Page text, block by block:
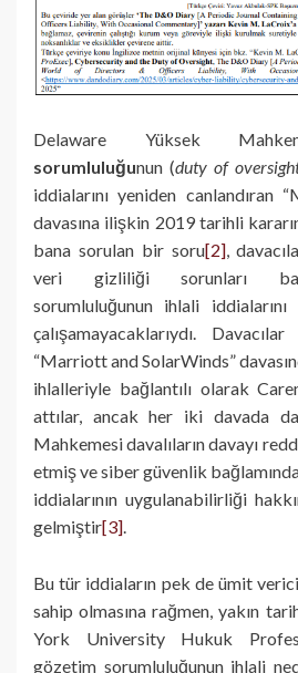
Delaware Yüksek
sorumluluğunun (duty of
iddialarını yeniden canlandıran
davasına ilişkin 2019 tarihli
bana sorulan bir soru[2],
veri gizliliği sorunları
sorumluluğunun ihlali
çalışamayacaklarıydı.
“Marriott and SolarWinds”
ihlalleriyle bağlantılı olarak
attılar, ancak her iki davada
Mahkemesi davalıların davayı
etmiş ve siber güvenlik
iddialarının uygulanabilirliği
gelmiştir[3]
Bu tür iddiaların pek de ümit
sahip olmasına rağmen, yakın
York University Hukuk
gözetim sorumluluğunun ihlali